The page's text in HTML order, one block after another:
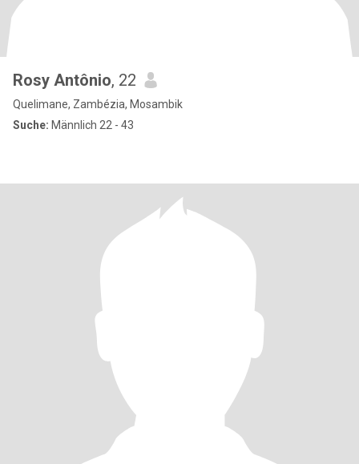
Rosy Antônio, 22
Quelimane, Zambézia, Mosambik
Suche: Männlich 22 - 43